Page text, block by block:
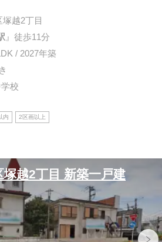
越2丁目
』徒歩11分
/ 2027年築
校
内 2区画以上
塚越2丁目 新築一戸建